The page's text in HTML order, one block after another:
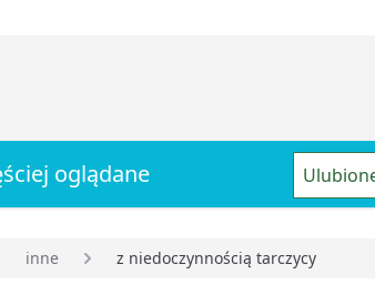
oglądane
inne z niedoczynnością tarczycy